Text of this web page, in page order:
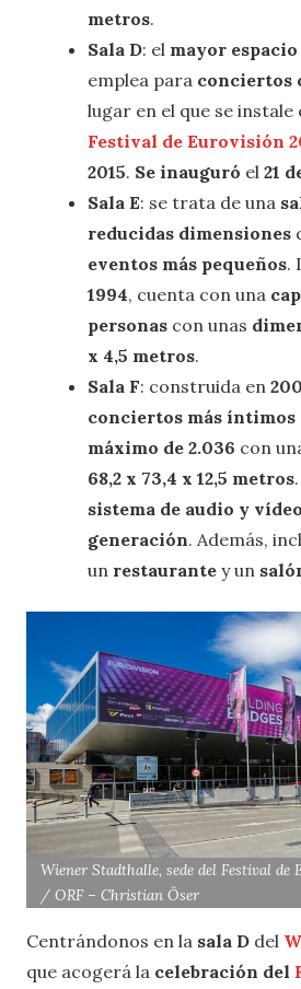
metros.
Sala D: el mayor
emplea para conciertos
lugar en el que se instale
Festival de Eurovisión
2015. Se inauguró el 21
Sala E: se trata de una
reducidas dimensiones
eventos más pequeños.
1994, cuenta con una
personas con unas
x 4,5 metros.
Sala F: construida en
conciertos más íntimos
máximo de 2.036 con
68,2 x 73,4 x 12,5 metros
sistema de audio y
generación. Además,
un restaurante y un
Wiener Stadthalle, sede del Festival de
/ ORF – Christian Öser
Centrándonos en la sala D del
que acogerá la celebración del